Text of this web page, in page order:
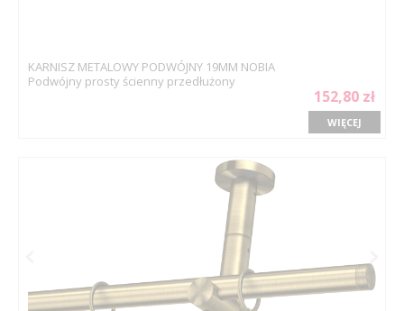
KARNISZ METALOWY PODWÓJNY 19MM NOBIA
Podwójny prosty ścienny przedłużony
152,80 zł
WIĘCEJ